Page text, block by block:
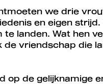
we drie
en eigen
te landen. Wat hen
de vriendschap die
op de gelijknamige